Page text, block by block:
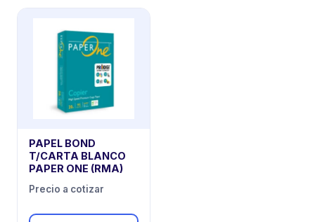
PAPEL BOND
T/CARTA BLANCO
PAPER ONE (RMA)
Precio a cotizar